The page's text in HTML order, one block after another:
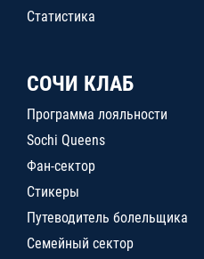
Статистика
СОЧИ КЛАБ
Программа лояльности
Sochi Queens
Фан-сектор
Стикеры
Путеводитель болельщика
Семейный сектор